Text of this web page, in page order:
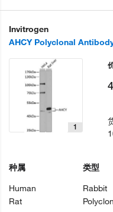
Invitrogen
AHCY Polyclonal
1
种属
Human
Rat
类型
Rabbit